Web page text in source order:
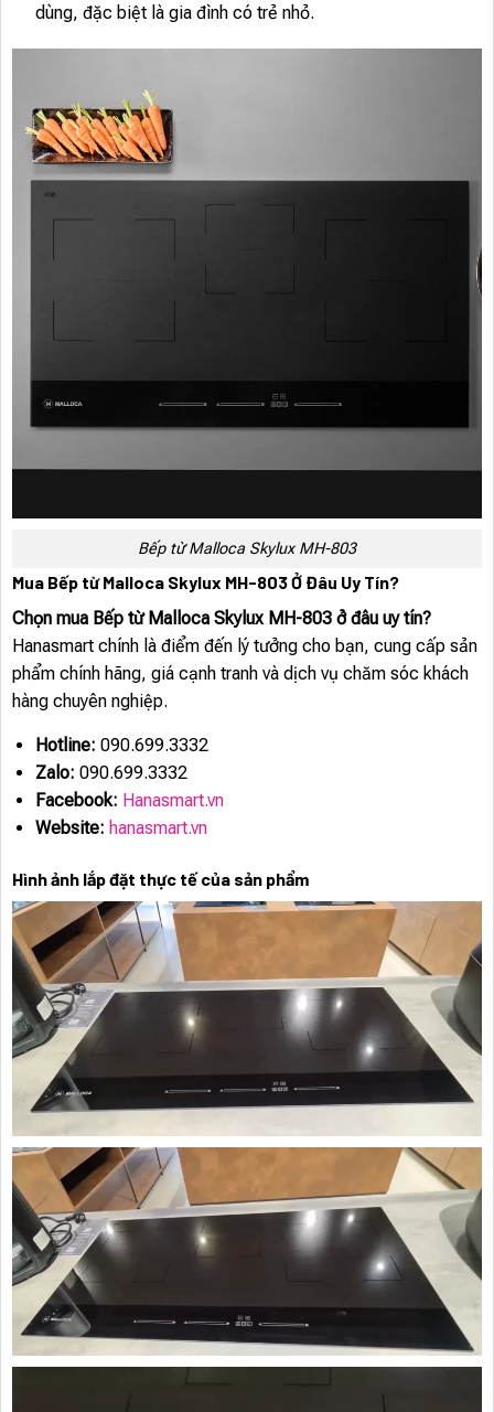
dùng, đặc biệt là gia đình có trẻ nhỏ.
Bếp từ Malloca Skylux MH-803
Mua Bếp từ Malloca Skylux MH-803 Ở Đâu Uy Tín?
Chọn mua Bếp từ Malloca Skylux MH-803 ở đâu uy tín?
Hanasmart chính là điểm đến lý tưởng cho bạn, cung cấp sản
phẩm chính hãng, giá cạnh tranh và dịch vụ chăm sóc khách
hàng chuyên nghiệp.
Hotline: 090.699.3332
Zalo: 090.699.3332
Facebook: Hanasmart.vn
Website: hanasmart.vn
Hình ảnh lắp đặt thực tế của sản phẩm